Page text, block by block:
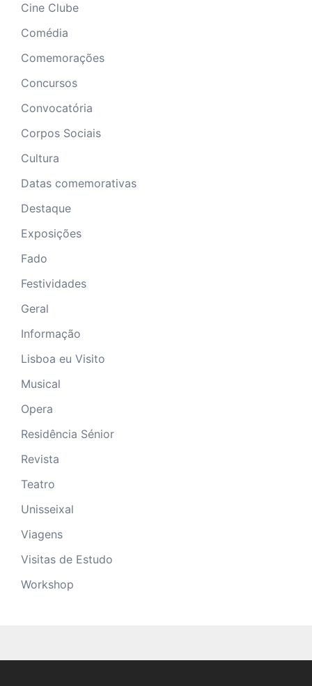
Cine Clube
Comédia
Comemorações
Concursos
Convocatória
Corpos Sociais
Cultura
Datas comemorativas
Destaque
Exposições
Fado
Festividades
Geral
Informação
Lisboa eu Visito
Musical
Opera
Residência Sénior
Revista
Teatro
Unisseixal
Viagens
Visitas de Estudo
Workshop